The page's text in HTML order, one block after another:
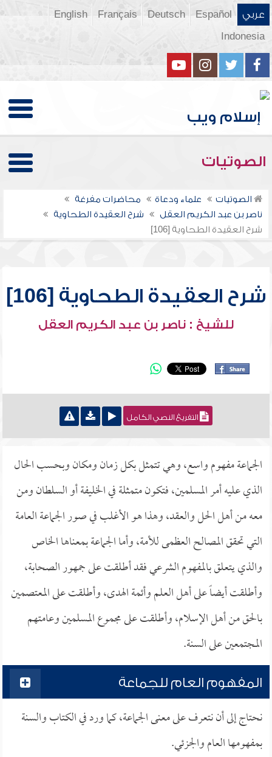
عربي Español
Deutsch
Français
English
Indonesia
الصوتيات
الصوتيات علماء ودعاة
محاضرات مفرغة
ناصر بن عبد الكريم العقل
شرح العقيدة الطحاوية
شرح العقيدة الطحاوية [106]
شرح العقيدة الطحاوية [106]
للشيخ : ناصر بن عبد الكريم العقل
التفريغ النصي الكامل
الجماعة مفهوم واسع، وهي تتمثل بكل زمان ومكان وبحسب الحال
الذي عليه أمر المسلمين، فتكون متمثلة في الخليفة أو السلطان ومن
معه من أهل الحل والعقد، وهذا هو الأغلب في صور الجماعة العامة
التي تحقق المصالح العظمى للأمة، وأما الجماعة بمعناها الخاص
والذي يتعلق بالمفهوم الشرعي فقد أطلقت على جمهور الصحابة،
وأطلقت أيضاً على أهل العلم وأئمة الهدى، وأطلقت على المعتصمين
بالحق من أهل الإسلام، وأطلقت على مجموع المسلمين وعامتهم
المجتمعين على السنة.
المفهوم العام للجماعة
نحتاج إلى أن نتعرف على معنى الجماعة، كما ورد في الكتاب والسنة
بمفهومها العام والجزئي.